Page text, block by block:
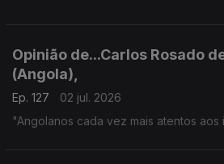
Opinião de...Carlos Rosado
(Angola),
Ep. 127
02 jul. 2026
"Angolanos cada vez mais atentos aos